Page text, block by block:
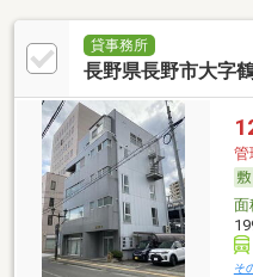
貸事務所
長野県長野市大字
管
面
そ